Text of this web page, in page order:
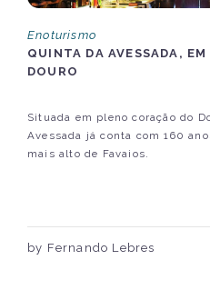
Enoturismo
QUINTA DA AVESSADA,
DOURO
Situada em pleno coração do
Avessada já conta com 160
mais alto de Favaios.
by Fernando Lebres